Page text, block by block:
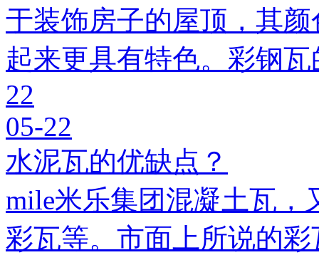
于装饰房子的屋顶，其
起来更具有特色。彩钢
22
05-22
水泥瓦的优缺点？
mile米乐集团混凝土瓦，
彩瓦等。市面上所说的